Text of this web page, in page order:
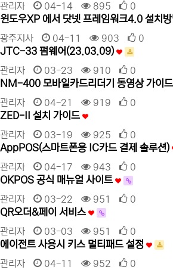
관리자 04-14 895 0
윈도우XP 에서 닷넷 프레임워크4.0 설치
광주지사 04-11 903 0
JTC-33 펌웨어(23.03.09)
관리자 03-23 910 0
NM-400 모바일카드리더기 동영상 가이드
관리자 04-21 919 0
ZED-II 설치 가이드
관리자 03-19 925 0
AppPOS(스마트폰용 IC카드 결제 솔루션)
관리자 04-17 943 0
OKPOS 공식 매뉴얼 사이트
관리자 03-22 951 0
QR오더&페이 서비스
관리자 03-03 951 0
에이전트 사용시 키스 멀티패드 설정
관리자 04-11 952
0